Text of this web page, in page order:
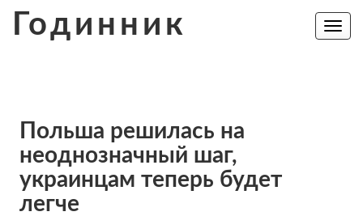
Годинник
Toggle
Польша решилась на
неоднозначный шаг,
украинцам теперь будет
легче